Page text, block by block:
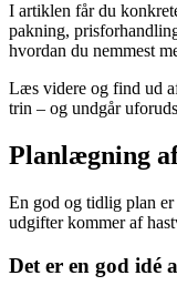
I artiklen får du
pakning,
hvordan du nemmest
Læs videre og find ud
trin – og undgår
Planlægning
En god og tidlig plan
udgifter kommer af
Det er en god idé